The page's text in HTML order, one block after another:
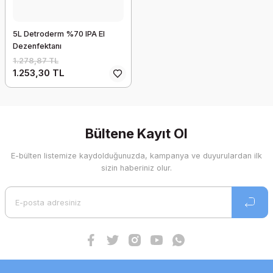
5L Detroderm %70 IPA El
Dezenfektanı
1.278,87 TL
1.253,30 TL
Bültene Kayıt Ol
E-bülten listemize kaydolduğunuzda, kampanya ve duyurulardan ilk
sizin haberiniz olur.